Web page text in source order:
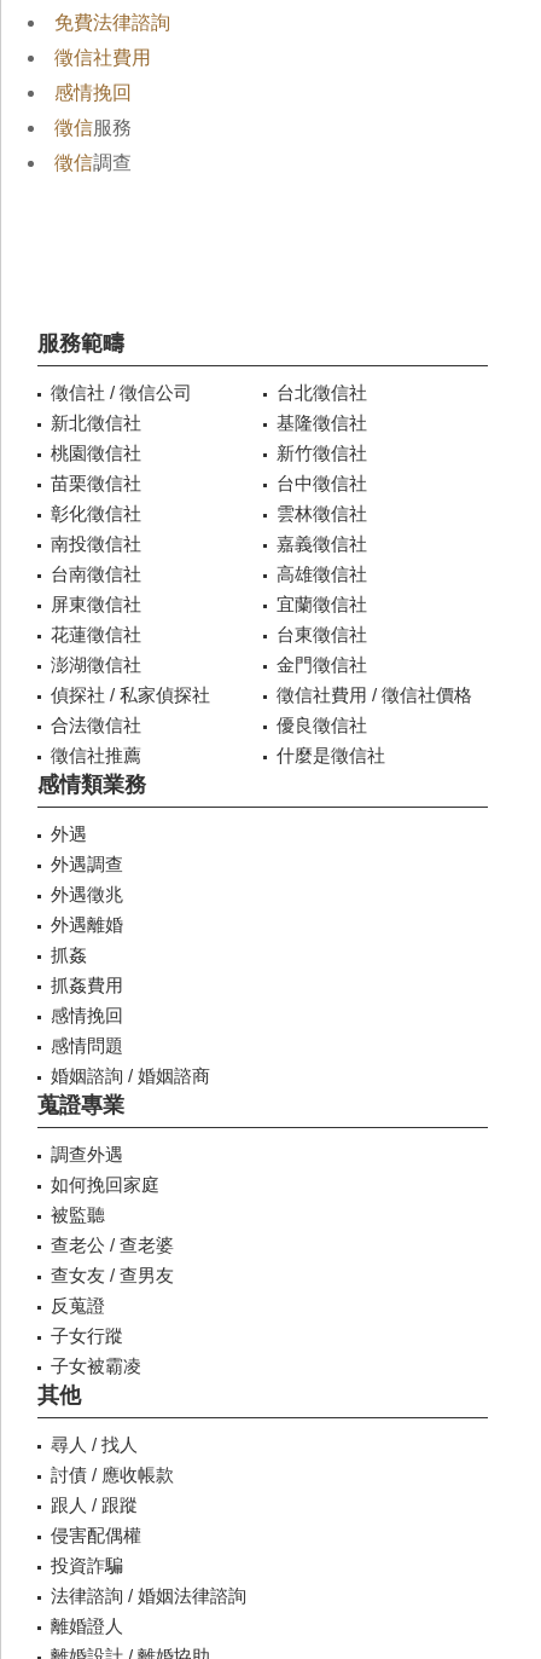
免費法律諮詢
徵信社費用
感情挽回
徵信服務
徵信調查
服務範疇
徵信社 / 徵信公司
台北徵信社
新北徵信社
基隆徵信社
桃園徵信社
新竹徵信社
苗栗徵信社
台中徵信社
彰化徵信社
雲林徵信社
南投徵信社
嘉義徵信社
台南徵信社
高雄徵信社
屏東徵信社
宜蘭徵信社
花蓮徵信社
台東徵信社
澎湖徵信社
金門徵信社
偵探社 / 私家偵探社
徵信社費用 / 徵信社價格
合法徵信社
優良徵信社
徵信社推薦
什麼是徵信社
感情類業務
外遇
外遇調查
外遇徵兆
外遇離婚
抓姦
抓姦費用
感情挽回
感情問題
婚姻諮詢 / 婚姻諮商
蒐證專業
調查外遇
如何挽回家庭
被監聽
查老公 / 查老婆
查女友 / 查男友
反蒐證
子女行蹤
子女被霸凌
其他
尋人 / 找人
討債 / 應收帳款
跟人 / 跟蹤
侵害配偶權
投資詐騙
法律諮詢 / 婚姻法律諮詢
離婚證人